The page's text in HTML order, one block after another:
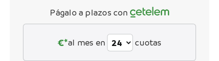
Págalo a plazos con
€*al mes en cuotas